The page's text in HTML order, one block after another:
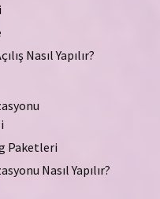
Nasıl Yapılır?
Paketleri
Nasıl Yapılır?